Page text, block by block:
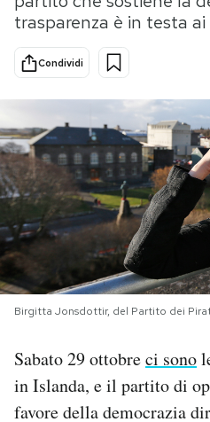
Scienza
Cultura
Economia
PODCAST
NEWSLETTER
I MIEI PREFERITI
CALENDARIO
trasparenza è in testa
Condividi
Birgitta Jonsdottir, del Partito dei
Sabato 29 ottobreci sono
in Islanda, e il partito di
favore della democrazia